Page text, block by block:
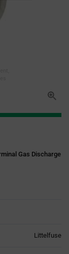
Gas Discharge
Littelfuse